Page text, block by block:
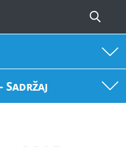
Sadržaj